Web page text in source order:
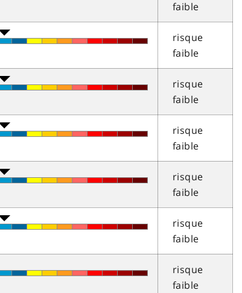
faible
risque
faible
risque
faible
risque
faible
risque
faible
risque
faible
risque
faible